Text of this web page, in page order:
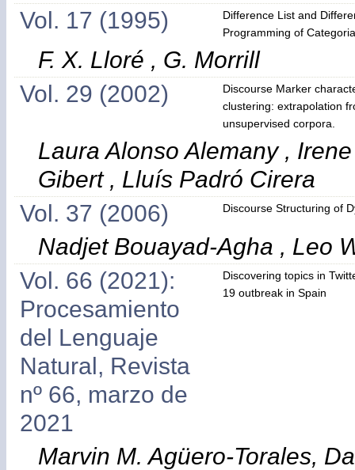
Vol. 17 (1995)
Difference List and
Programming of
F. X. Lloré , G. Morrill
Vol. 29 (2002)
Discourse Marker
clustering: extrapolation
unsupervised corpora.
Laura Alonso Alemany ,
Gibert , Lluís Padró Cirera
Vol. 37 (2006)
Discourse Structuring of
Nadjet Bouayad-Agha , Leo
Vol. 66 (2021):
Procesamiento
del Lenguaje
Natural, Revista
nº 66, marzo de
2021
Discovering topics in
19 outbreak in Spain
Marvin M. Agüero-Torales,